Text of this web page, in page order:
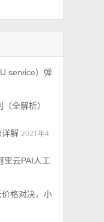
service）弹
全解析）
详解 2021年4
云PAI人工
格对决，小